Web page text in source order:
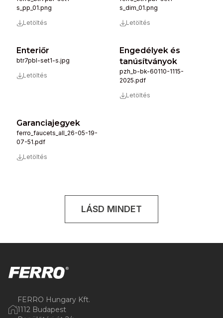
s_pp_01.png
Letöltés
s_dim_01.png
Letöltés
Enteriőr
btr7pbl-set1-s.jpg
Letöltés
Engedélyek és
tanúsítványok
pzh_b-bk-60110-1115-
2025.pdf
Letöltés
Garanciajegyek
ferro_faucets_all_26-05-19-
07-51.pdf
Letöltés
LÁSD MINDET
FERRO Hungary Kft.
1112 Budapest